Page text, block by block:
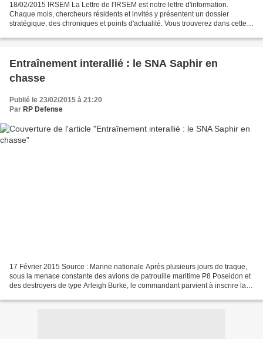
18/02/2015 IRSEM La Lettre de l'IRSEM est notre lettre d'information.
Chaque mois, chercheurs résidents et invités y présentent un dossier
stratégique, des chroniques et points d'actualité. Vous trouverez dans cette
Entraînement interallié : le SNA Saphir en
chasse
Publié le 23/02/2015 à 21:20
Par RP Defense
17 Février 2015 Source : Marine nationale Après plusieurs jours de traque,
sous la menace constante des avions de patrouille maritime P8 Poseidon et
des destroyers de type Arleigh Burke, le commandant parvient à inscrire la